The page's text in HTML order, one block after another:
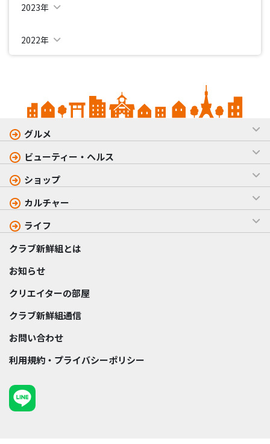
2023年
2022年
グルメ
ビューティー・ヘルス
ショップ
カルチャー
ライフ
クラブ新鮮組とは
お知らせ
クリエイターの部屋
クラブ新鮮組通信
お問い合わせ
利用規約・プライバシーポリシー